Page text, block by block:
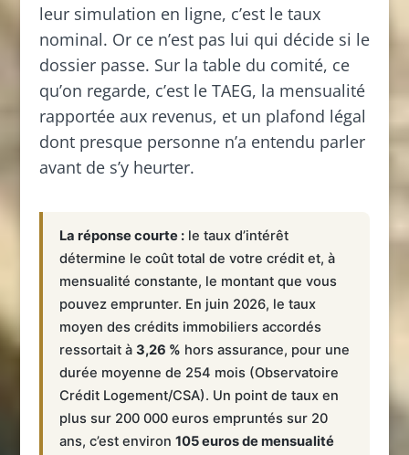
leur simulation en ligne, c’est le taux
nominal. Or ce n’est pas lui qui décide si le
dossier passe. Sur la table du comité, ce
qu’on regarde, c’est le TAEG, la mensualité
rapportée aux revenus, et un plafond légal
dont presque personne n’a entendu parler
avant de s’y heurter.
La réponse courte :le taux d’intérêt
détermine le coût total de votre crédit et, à
mensualité constante, le montant que vous
pouvez emprunter. En juin 2026, le taux
moyen des crédits immobiliers accordés
ressortait à 3,26 % hors assurance, pour une
durée moyenne de 254 mois (Observatoire
Crédit Logement/CSA). Un point de taux en
plus sur 200 000 euros empruntés sur 20
ans, c’est environ 105 euros de mensualité